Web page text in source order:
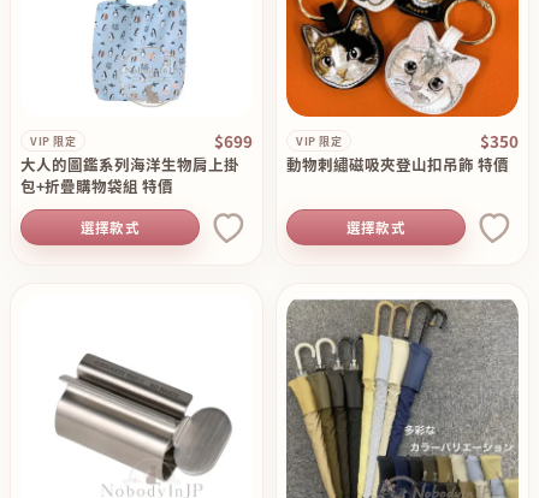
VIP 限定 $699
大人的圖鑑系列海洋生物肩上掛
包+折疊購物袋組 特價
選擇款式
VIP 限定 $350
動物刺繡磁吸夾登山扣吊飾 特價
選擇款式